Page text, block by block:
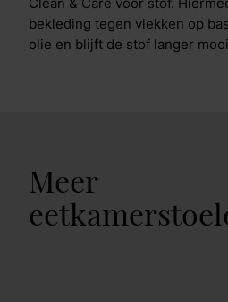
Clean & Care voor stof.
bekleding tegen vlekken op
olie en blijft de stof langer
Meer